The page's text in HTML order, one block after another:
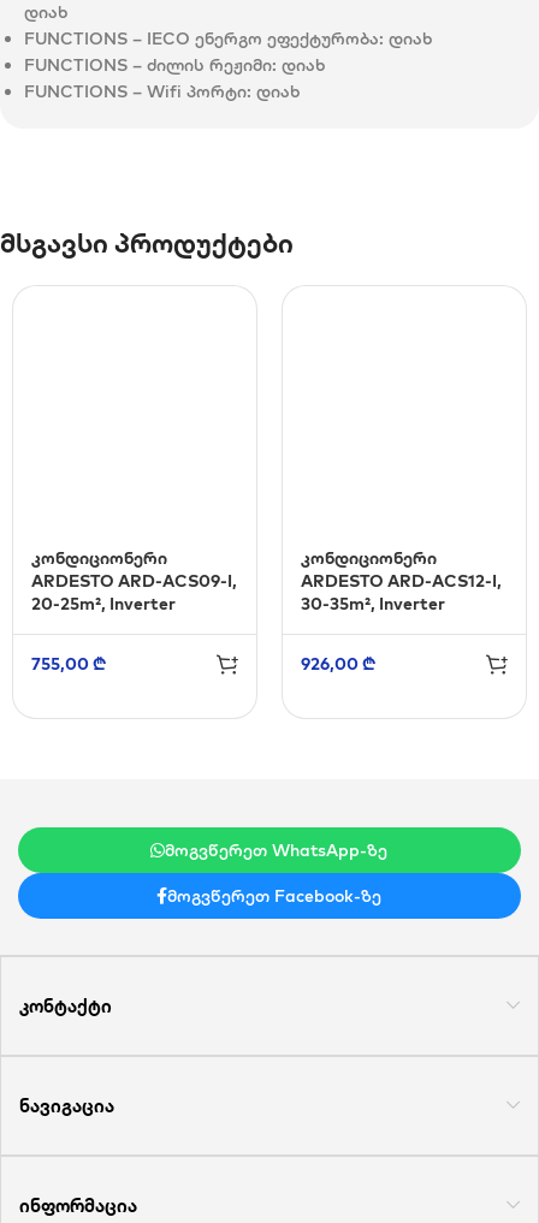
დიახ
FUNCTIONS – IECO ენერგო ეფექტურობა: დიახ
FUNCTIONS – ძილის რეჟიმი: დიახ
FUNCTIONS – Wifi პორტი: დიახ
მსგავსი პროდუქტები
კონდიციონერი
ARDESTO ARD-ACS09-I,
20-25m², Inverter
755,00₾
კონდიციონერი
ARDESTO ARD-ACS12-I,
30-35m², Inverter
926,00₾
მოგვწერეთ WhatsApp-ზე
მოგვწერეთ Facebook-ზე
კონტაქტი
ნავიგაცია
ინფორმაცია